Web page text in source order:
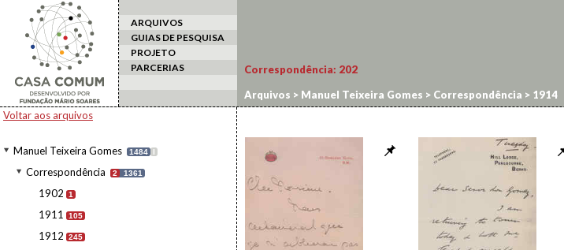
ARQUIVOS
GUIAS DE PESQUISA
PROJETO
PARCERIAS
Voltar aos arquivos
Manuel Teixeira Gomes 1484 I
Correspondência 2 1361
1902 1
1911 105
1912 245
Correspondência: 202
Arquivos > Manuel Teixeira Gomes > Correspondência > 1914